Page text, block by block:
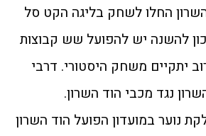
החלו לשחק בליגה הקט סל
להשנה יש להפועל שש קבוצות
יתקיים משחק היסטורי. דרבי
נגד מכבי הוד השרון.
נוער במועדון הפועל הוד השרון